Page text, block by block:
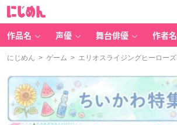
作品名 声優 舞台俳優 作者名
にじめん > ゲーム > エリオスライジングヒーローズ